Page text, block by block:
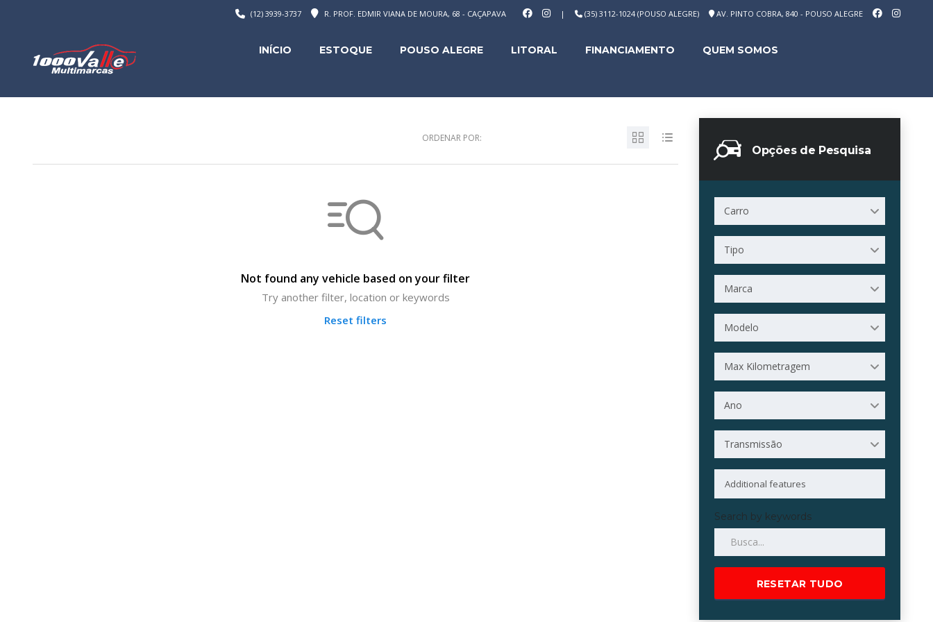
| (35) 3112-1024 (POUSO ALEGRE) AV. PINTO COBRA, 840 - POUSO ALEGRE
R. PROF. EDMIR VIANA DE MOURA, 68 - CAÇAPAVA
(12) 3939-3737
INÍCIO ESTOQUE POUSO ALEGRE LITORAL FINANCIAMENTO QUEM SOMOS
Opções de Pesquisa
Carro
Tipo
Marca
Modelo
Max Kilometragem
Ano
Transmissão
Search by keywords
RESETAR TUDO
ORDENAR POR:
Not found any vehicle based on your filter
Try another filter, location or keywords
Reset filters